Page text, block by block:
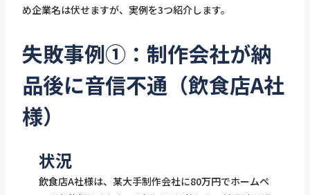
め企業名は伏せますが、実例を3つ紹介します。
失敗事例①：制作会社が納
品後に音信不通（飲食店A社
様）
状況
飲食店A社様は、某大手制作会社に80万円でホームペ